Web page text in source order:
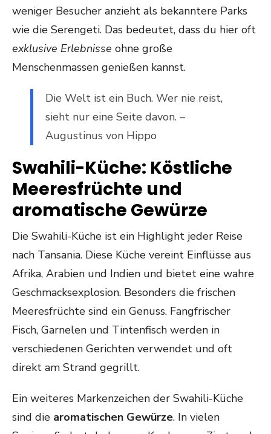
weniger Besucher anzieht als bekanntere Parks
wie die Serengeti. Das bedeutet, dass du hier oft
exklusive Erlebnisse ohne große
Menschenmassen genießen kannst.
Die Welt ist ein Buch. Wer nie reist,
sieht nur eine Seite davon. –
Augustinus von Hippo
Swahili-Küche: Köstliche
Meeresfrüchte und
aromatische Gewürze
Die Swahili-Küche ist ein Highlight jeder Reise
nach Tansania. Diese Küche vereint Einflüsse aus
Afrika, Arabien und Indien und bietet eine wahre
Geschmacksexplosion. Besonders die frischen
Meeresfrüchte sind ein Genuss. Fangfrischer
Fisch, Garnelen und Tintenfisch werden in
verschiedenen Gerichten verwendet und oft
direkt am Strand gegrillt.
Ein weiteres Markenzeichen der Swahili-Küche
sind die aromatischen Gewürze. In vielen